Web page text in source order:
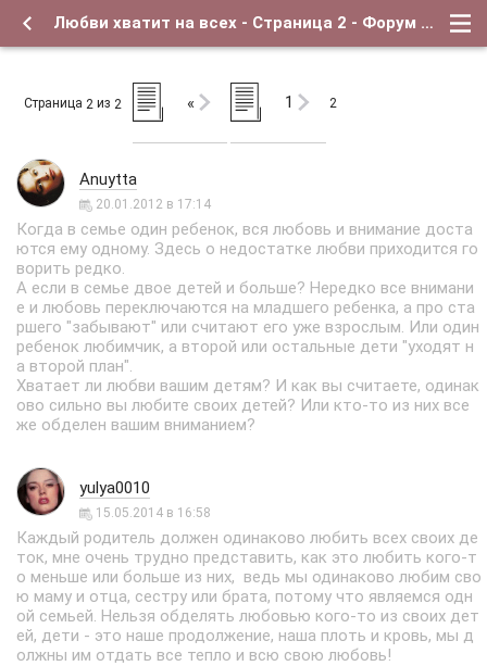
Любви хватит на всех - Страница 2 - Форум о детях и для их родителей
Страница 2 из 2 « 1 2
Anuytta
20.01.2012 в 17:14
Когда в семье один ребенок, вся любовь и внимание доста
ются ему одному. Здесь о недостатке любви приходится го
ворить редко.
А если в семье двое детей и больше? Нередко все внимани
е и любовь переключаются на младшего ребенка, а про ста
ршего "забывают" или считают его уже взрослым. Или один
ребенок любимчик, а второй или остальные дети "уходят н
а второй план".
Хватает ли любви вашим детям? И как вы считаете, одинак
ово сильно вы любите своих детей? Или кто-то из них все
же обделен вашим вниманием?
yulya0010
15.05.2014 в 16:58
Каждый родитель должен одинаково любить всех своих де
ток, мне очень трудно представить, как это любить кого-т
о меньше или больше из них, ведь мы одинаково любим сво
ю маму и отца, сестру или брата, потому что являемся одн
ой семьей. Нельзя обделять любовью кого-то из своих дет
ей, дети - это наше продолжение, наша плоть и кровь, мы д
олжны им отдать все тепло и всю свою любовь!